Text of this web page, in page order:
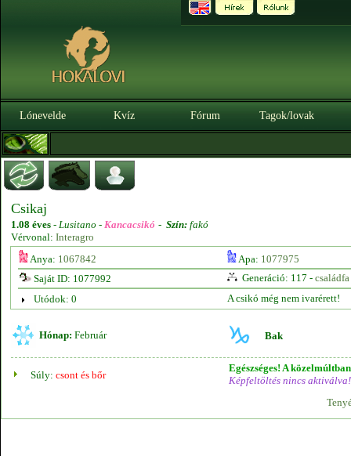
Lónevelde Kvíz Fórum Tagok/lovak
Csikaj
1.08 éves - Lusitano - Kancacsikó - Szín: fakó
Vérvonal: Interagro
Anya: 1067842 Apa: 1077975
Saját ID: 1077992
Generáció: 117 - családfa
Utódok: 0
A csikó még nem ivarérett!
Hónap: Február Bak
Súly: csont és bőr
Egészséges! A
Képfeltöltés nincs aktiválva!